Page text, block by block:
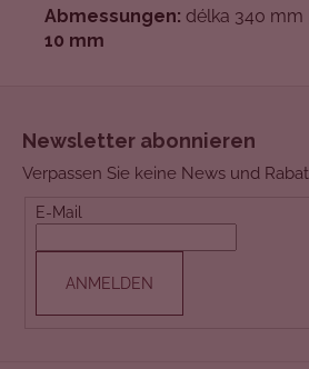
Abmessungen: délka 340 mm
10 mm
Newsletter abonnieren
Verpassen Sie keine News und
E-Mail
ANMELDEN